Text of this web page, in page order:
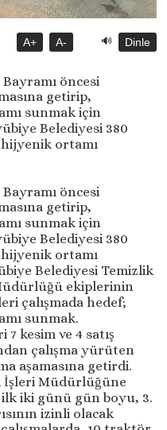
A+ A- 🔊 Dinle
öncesi
getirip,
sunmak için
Belediyesi 380
ortamı
öncesi
getirip,
sunmak için
Belediyesi 380
ortamı
Belediyesi Temizlik
ekiplerinin
çalışmada hedef;
sunmak.
kesim ve 4 satış
çalışma yürüten
aşamasına getirdi.
İşleri Müdürlüğüne
ilk iki günü gün boyu, 3.
izinli olacak